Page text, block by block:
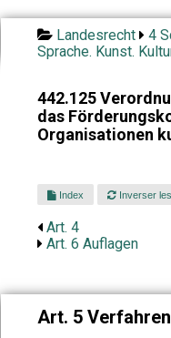
Landesrecht 4
Sprache. Kunst.
442.125
das
Organisationen
Index Inverser
Art. 4
Art. 6 Auflagen
Art. 5 Verfahren